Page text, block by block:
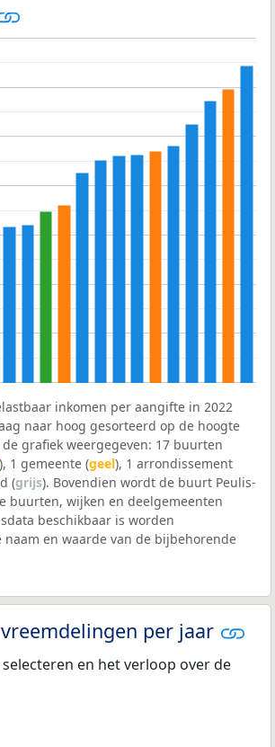
inkomen per aangifte in 2022
naar hoog gesorteerd op de hoogte
grafiek weergegeven: 17 buurten
), 1 gemeente (geel), 1 arrondissement
(grijs). Bovendien wordt de buurt Peulis-
buurten, wijken en deelgemeenten
beschikbaar is worden
en waarde van de bijbehorende
per jaar
en het verloop over de